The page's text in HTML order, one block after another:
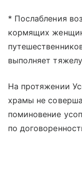
* Послабления
кормящих
выполняет
На протяжении
храмы не
поминовение
по